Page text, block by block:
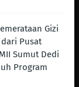
Gizi
Pusat
Sumut Dedi
Program